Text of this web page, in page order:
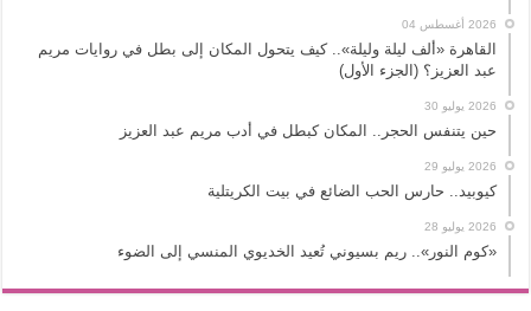
2026 أغسطس 04
القاهرة «ألف ليلة وليلة».. كيف يتحول المكان إلى بطل في روايات مريم
عبد العزيز؟ (الجزء الأول)
2026 يوليو 30
حين يتنفس الحجر.. المكان كبطل في أدب مريم عبد العزيز
2026 يوليو 29
كيوبيد.. حارس الحب الضائع في بيت الكريتلية
2026 يوليو 28
«كوم النور».. ريم بسيوني تُعيد الخديوي المنسي إلى الضوء